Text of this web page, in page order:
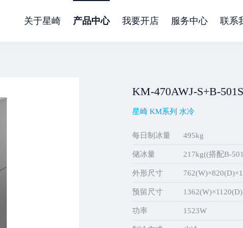
关于星崎 产品中心 我要开店 服务中心 联系
KM-470AWJ-S+B-
星崎 KM系列 水冷
每日制冰量 495kg
储冰量 217kg((搭配B-
外形尺寸
预留尺寸
功率 1523W